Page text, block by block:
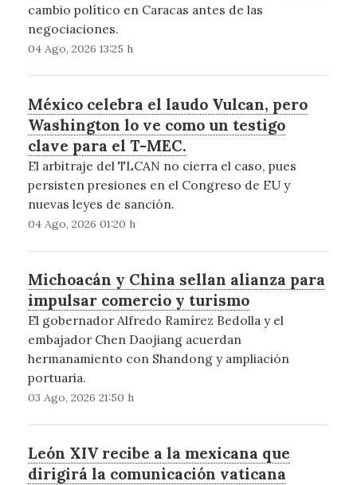
cambio político en Caracas antes de las
negociaciones.
04 Ago, 2026 13:25 h
México celebra el laudo Vulcan, pero
Washington lo ve como un testigo
clave para el T-MEC.
El arbitraje del TLCAN no cierra el caso, pues
persisten presiones en el Congreso de EU y
nuevas leyes de sanción.
04 Ago, 2026 01:20 h
Michoacán y China sellan alianza para
impulsar comercio y turismo
El gobernador Alfredo Ramírez Bedolla y el
embajador Chen Daojiang acuerdan
hermanamiento con Shandong y ampliación
portuaria.
03 Ago, 2026 21:50 h
León XIV recibe a la mexicana que
dirigirá la comunicación vaticana